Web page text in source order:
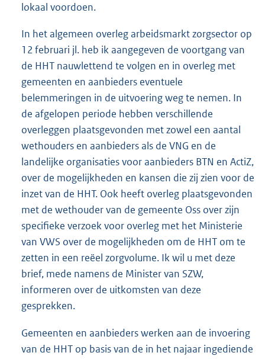
lokaal voordoen.
In het algemeen overleg arbeidsmarkt zorgsector op
12 februari jl. heb ik aangegeven de voortgang van
de HHT nauwlettend te volgen en in overleg met
gemeenten en aanbieders eventuele
belemmeringen in de uitvoering weg te nemen. In
de afgelopen periode hebben verschillende
overleggen plaatsgevonden met zowel een aantal
wethouders en aanbieders als de VNG en de
landelijke organisaties voor aanbieders BTN en ActiZ,
over de mogelijkheden en kansen die zij zien voor de
inzet van de HHT. Ook heeft overleg plaatsgevonden
met de wethouder van de gemeente Oss over zijn
specifieke verzoek voor overleg met het Ministerie
van VWS over de mogelijkheden om de HHT om te
zetten in een reëel zorgvolume. Ik wil u met deze
brief, mede namens de Minister van SZW,
informeren over de uitkomsten van deze
gesprekken.
Gemeenten en aanbieders werken aan de invoering
van de HHT op basis van de in het najaar ingediende